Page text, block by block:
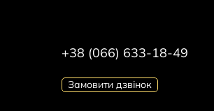
+38 (066) 633-18-49
Замовити дзвінок